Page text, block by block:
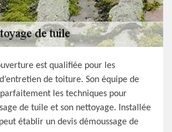
est qualifiée pour les
de toiture. Son équipe de
les techniques pour
de tuile et son nettoyage. Installée
établir un devis démoussage de